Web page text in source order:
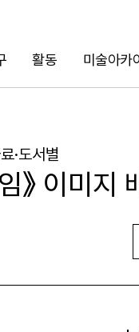
활동 미술아카
·도서별
》 이미지